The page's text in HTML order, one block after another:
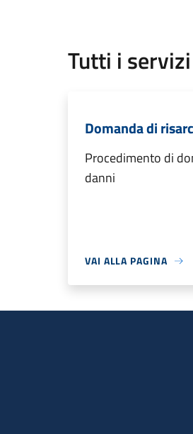
Tutti i
Domanda di
Procedimento di
danni
VAI ALLA PAGINA